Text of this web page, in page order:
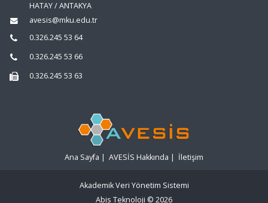
HATAY / ANTAKYA
avesis@mku.edu.tr
0.326.245 53 64
0.326.245 53 66
0.326.245 53 63
Ana Sayfa | AVESİS Hakkında | İletişim
Akademik Veri Yönetim Sistemi
Abis Teknoloji © 2026